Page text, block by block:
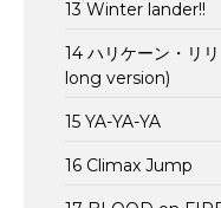
13 Winter lander!!
14 ハリケーン・リ
long version)
15 YA-YA-YA
16 Climax Jump